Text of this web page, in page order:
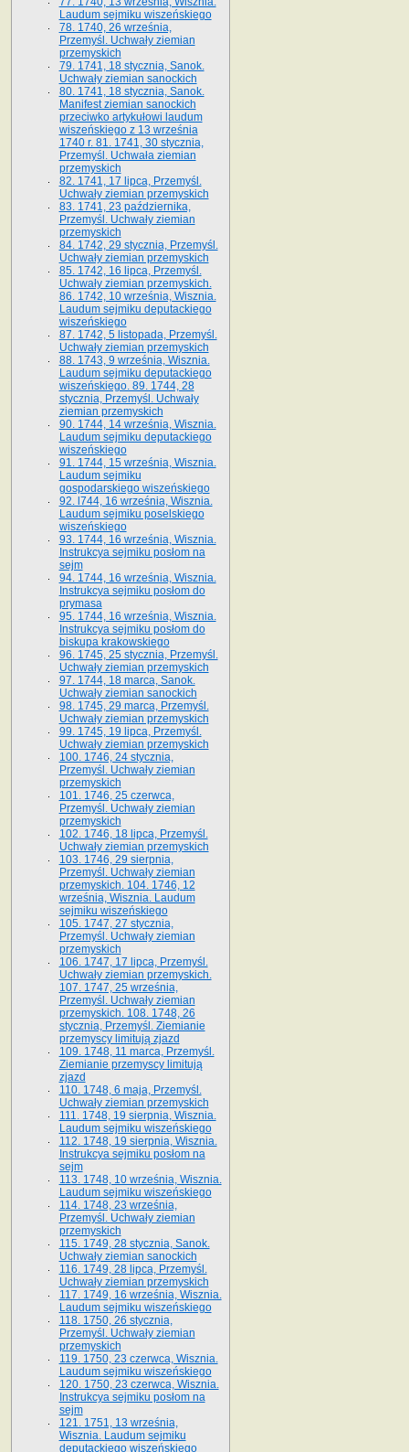
Laudum sejmiku wiszeńskiego
78. 1740, 26 września,
Przemyśl. Uchwały ziemian
przemyskich
79. 1741, 18 stycznia, Sanok.
Uchwały ziemian sanockich
80. 1741, 18 stycznia, Sanok.
Manifest ziemian sanockich
przeciwko artykułowi laudum
wiszeńskiego z 13 wrze­śnia
1740 r. 81. 1741, 30 stycznia,
Przemyśl. Uchwała ziemian
przemyskich
82. 1741, 17 lipca, Przemyśl.
Uchwały ziemian przemyskich
83. 1741, 23 października,
Przemyśl. Uchwały ziemian
przemyskich
84. 1742, 29 stycznia, Przemyśl.
Uchwały ziemian przemyskich
85. 1742, 16 lipca, Przemyśl.
Uchwały ziemian przemyskich.
86. 1742, 10 września, Wisznia.
Laudum sejmiku deputackiego
wiszeńskiego
87. 1742, 5 listopada, Przemyśl.
Uchwały ziemian przemyskich
88. 1743, 9 września, Wisznia.
Laudum sejmiku deputackiego
wiszeńskiego. 89. 1744, 28
stycznia, Przemyśl. Uchwały
ziemian przemyskich
90. 1744, 14 września, Wisznia.
Laudum sejmiku deputackiego
wiszeńskiego
91. 1744, 15 września, Wisznia.
Laudum sejmiku
gospodarskiego wiszeńskiego
92. l744, 16 września, Wisznia.
Laudum sejmiku poselskiego
wiszeńskiego
93. 1744, 16 września, Wisznia.
Instrukcya sejmiku posłom na
sejm
94. 1744, 16 września, Wisznia.
Instrukcya sejmiku posłom do
prymasa
95. 1744, 16 września, Wisznia.
Instrukcya sejmiku posłom do
biskupa krakowskiego
96. 1745, 25 stycznia, Przemyśl.
Uchwały ziemian przemyskich
97. 1744, 18 marca, Sanok.
Uchwały ziemian sanockich
98. 1745, 29 marca, Przemyśl.
Uchwały ziemian przemyskich
99. 1745, 19 lipca, Przemyśl.
Uchwały ziemian przemyskich
100. 1746, 24 stycznia,
Przemyśl. Uchwały ziemian
przemyskich
101. 1746, 25 czerwca,
Przemyśl. Uchwały ziemian
przemyskich
102. 1746, 18 lipca, Przemyśl.
Uchwały ziemian przemyskich
103. 1746, 29 sierpnia,
Przemyśl. Uchwały ziemian
przemyskich. 104. 1746, 12
września, Wisznia. Laudum
sejmiku wiszeńskiego
105. 1747, 27 stycznia,
Przemyśl. Uchwały ziemian
przemyskich
106. 1747, 17 lipca, Przemyśl.
Uchwały ziemian przemyskich.
107. 1747, 25 września,
Przemyśl. Uchwały ziemian
przemyskich. 108. 1748, 26
stycznia, Przemyśl. Ziemianie
przemyscy limitują zjazd
109. 1748, 11 marca, Przemyśl.
Ziemianie przemyscy limitują
zjazd
110. 1748, 6 maja, Przemyśl.
Uchwały ziemian przemyskich
111. 1748, 19 sierpnia, Wisznia.
Laudum sejmiku wiszeńskiego
112. 1748, 19 sierpnia, Wisznia.
Instrukcya sejmiku posłom na
sejm
113. 1748, 10 września, Wisznia.
Laudum sejmiku wiszeńskiego
114. 1748, 23 września,
Przemyśl. Uchwały ziemian
przemyskich
115. 1749, 28 stycznia, Sanok.
Uchwały ziemian sanockich
116. 1749, 28 lipca, Przemyśl.
Uchwały ziemian przemyskich
117. 1749, 16 września, Wisznia.
Laudum sejmiku wiszeńskiego
118. 1750, 26 stycznia,
Przemyśl. Uchwały ziemian
przemyskich
119. 1750, 23 czerwca, Wisznia.
Laudum sejmiku wiszeńskiego
120. 1750, 23 czerwca, Wisznia.
Instrukcya sejmiku posłom na
sejm
121. 1751, 13 września,
Wisznia. Laudum sejmiku
deputackiego wiszeńskiego